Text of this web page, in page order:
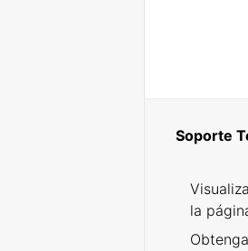
Soporte
la